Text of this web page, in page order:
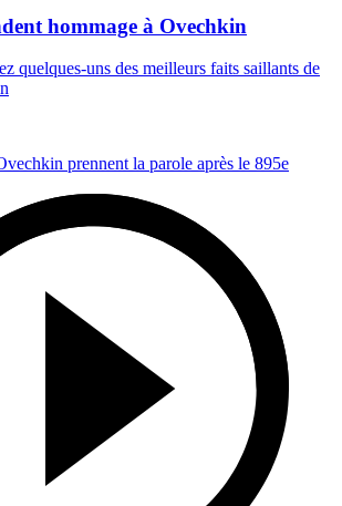
hommage à Ovechkin
quelques-uns des meilleurs faits saillants de